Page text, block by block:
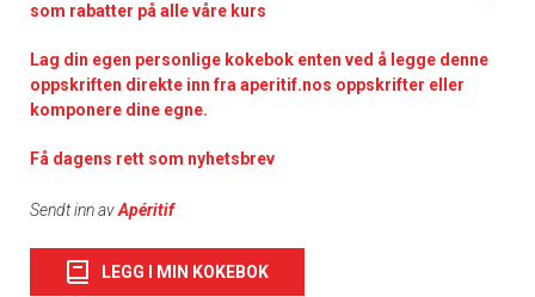
som rabatter på alle våre kurs
Lag din egen personlige kokebok enten ved å legge denne
oppskriften direkte inn fra aperitif.nos oppskrifter eller
komponere dine egne.
Få dagens rett som nyhetsbrev
Sendt inn avApéritif
LEGG I MIN KOKEBOK